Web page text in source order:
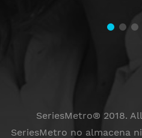
SeriesMetro® 2018.
SeriesMetro no almacena